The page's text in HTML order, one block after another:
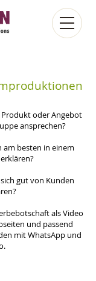
oder Angebot
ansprechen?
am besten in einem
gut von Kunden
als Video
und passend
mit WhatsApp und